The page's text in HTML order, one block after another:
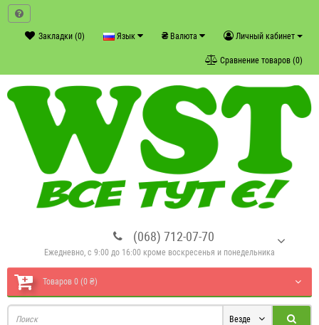
Личный кабинет
₴ Валюта
Язык
Закладки (0)
Сравнение товаров (0)
(068) 712-07-70
Ежедневно, с 9:00 до 16:00 кроме воскресенья и понедельника
Товаров 0 (0 ₴)
Везде